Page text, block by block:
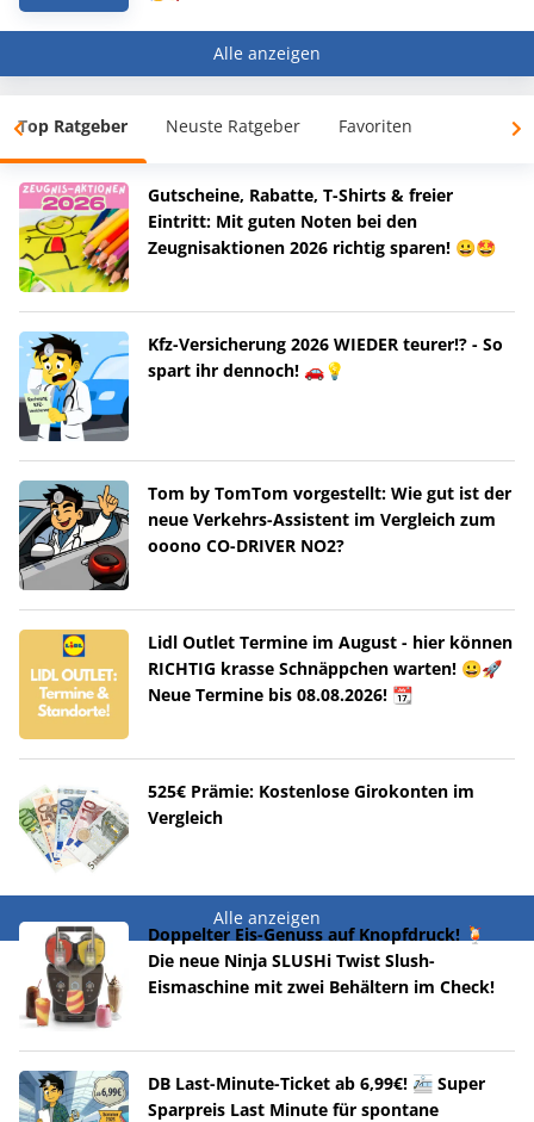
Alle anzeigen
Top Ratgeber Neuste Ratgeber Favoriten
Gutscheine, Rabatte, T-Shirts & freier
Eintritt: Mit guten Noten bei den
Zeugnisaktionen 2026 richtig sparen! 😀🤩
Kfz-Versicherung 2026 WIEDER teurer!? - So
spart ihr dennoch! 🚗💡
Tom by TomTom vorgestellt: Wie gut ist der
neue Verkehrs-Assistent im Vergleich zum
ooono CO-DRIVER NO2?
Lidl Outlet Termine im August - hier können
RICHTIG krasse Schnäppchen warten! 😀🚀
Neue Termine bis 08.08.2026! 📆
525€ Prämie: Kostenlose Girokonten im
Vergleich
Alle anzeigen
Doppelter Eis-Genuss auf Knopfdruck! 🍹
Die neue Ninja SLUSHi Twist Slush-
Eismaschine mit zwei Behältern im Check!
DB Last-Minute-Ticket ab 6,99€! 🚈 Super
Sparpreis Last Minute für spontane